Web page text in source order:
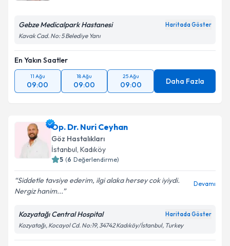
Gebze Medicalpark Hastanesi Haritada Göster
Kavak Cad. No: 5 Belediye Yanı
En Yakın Saatler
11 Ağu
09:00
18 Ağu
09:00
25 Ağu
09:00 Daha Fazla
Op. Dr. Nuri Ceyhan
Göz Hastalıkları
İstanbul, Kadıköy
5 (6 Değerlendirme)
Siddetle tavsiye ederim, ilgi alaka hersey cok iyiydi.
Nergiz hanim...
Devamı
Kozyatağı Central Hospital Haritada Göster
Kozyatağı, Kocayol Cd. No:19, 34742 Kadıköy/İstanbul, Turkey